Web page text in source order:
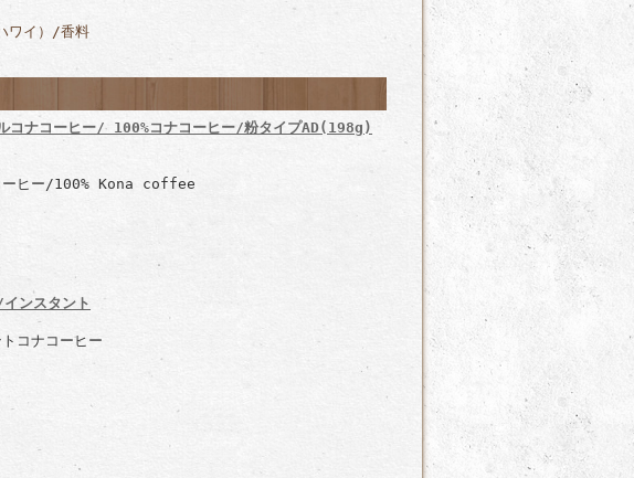
ワイ）/香料
ルコナコーヒー/ 100%コナコーヒー/粉タイプAD(198g)
ーヒー/100% Kona coffee
ンスタント
コナコーヒー